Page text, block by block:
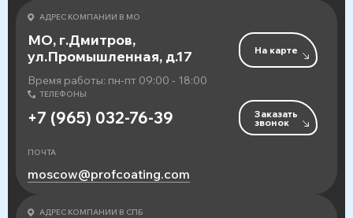
АДРЕС КОМПАНИИ В МО
МО, г.Дмитров,
ул.Промышленная, д.17
Время работы: пн-пт 09:00 - 18:00
На карте
ТЕЛЕФОНЫ
+7 (965) 032-76-39 Заказать
звонок
ПОЧТА
moscow@profcoating.com
АДРЕС КОМПАНИИ В СПБ